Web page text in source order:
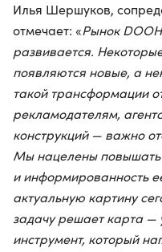
Илья Шершуков,
отмечает: «Рынок
развивается.
появляются новые, а
такой трансформации
рекламодателям,
конструкций — важно
Мы нацелены повышать
и информированность
актуальную картину
задачу решает карта —
инструмент, который